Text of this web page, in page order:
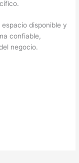
disponible y
confiable,
negocio.